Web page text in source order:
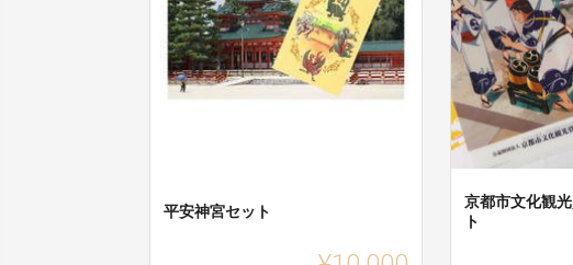
平安神宮セット
京都市文化観
ト